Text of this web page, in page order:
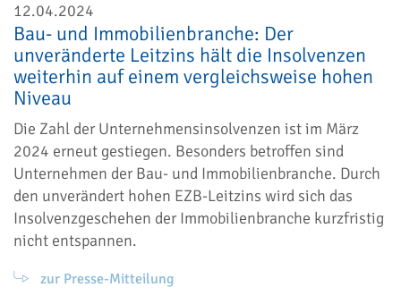
12.04.2024
Bau- und Immobilienbranche: Der
unveränderte Leitzins hält die Insolvenzen
weiterhin auf einem vergleichsweise hohen
Niveau
Die Zahl der Unternehmensinsolvenzen ist im März
2024 erneut gestiegen. Besonders betroffen sind
Unternehmen der Bau- und Immobilienbranche. Durch
den unverändert hohen EZB-Leitzins wird sich das
Insolvenzgeschehen der Immobilienbranche kurzfristig
nicht entspannen.
zur Presse-Mitteilung